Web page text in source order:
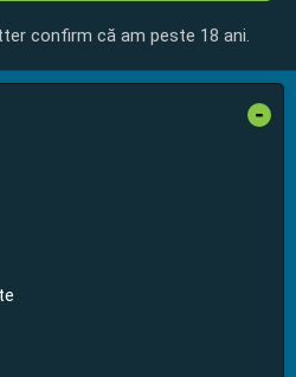
confirm că am peste 18 ani.
-